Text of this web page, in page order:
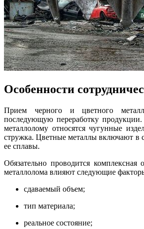
Особенности
Прием черного и цветного
последующую переработку
металлолому относятся чугунные
стружка. Цветные металлы включают в
ее сплавы.
Обязательно проводится комплексная
металлолома влияют следующие
сдаваемый объем;
тип материала;
реальное состояние;